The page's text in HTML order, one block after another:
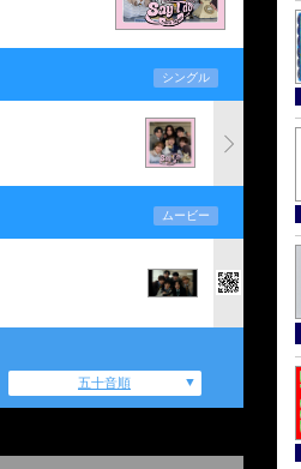
シングル
ムービー
五十音順